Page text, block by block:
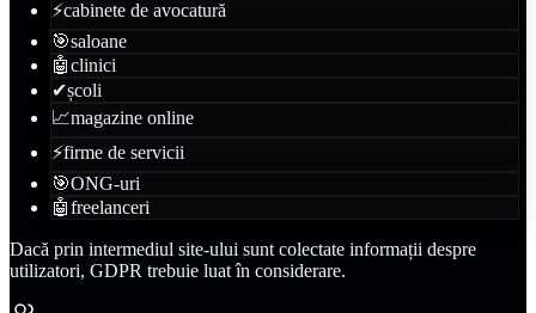
⚡cabinete de avocatură
🎯saloane
🤖clinici
✔școli
📈magazine online
⚡firme de servicii
🎯ONG-uri
🤖freelanceri
Dacă prin intermediul site-ului sunt colectate informații despre
utilizatori, GDPR trebuie luat în considerare.